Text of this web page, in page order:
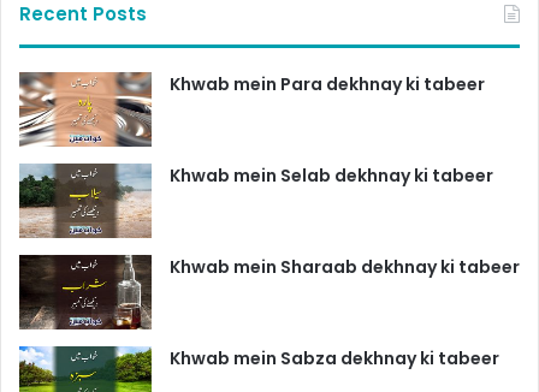
Recent Posts
Khwab mein Para dekhnay ki tabeer
Khwab mein Selab dekhnay ki tabeer
Khwab mein Sharaab dekhnay ki tabeer
Khwab mein Sabza dekhnay ki tabeer